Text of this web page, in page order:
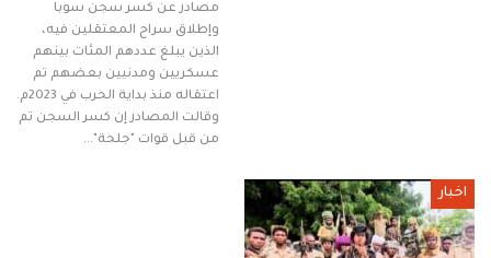
مصادر عن كسر سجن سوبا
وإطلاق سراح المعتقلين فيه،
الذين يبلغ عددهم المئات بينهم
عسكريين ومدنيين بعضهم تم
اعتقاله منذ بداية الحرب في 2023م.
وقالت المصادر إن كسر السجن تم
من قبل قوات "جلحة"…
اخبار